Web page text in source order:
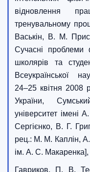
відновлення
тренувальному
Васькін, В. М.
Сучасні проблеми
школярів та
Всеукраїнської
24–25 квітня 2008
України,
університет
Сергієнко, В. Г.
рец.: М. М. Каплін,
ім. А. С.
Гавриков, П. В.